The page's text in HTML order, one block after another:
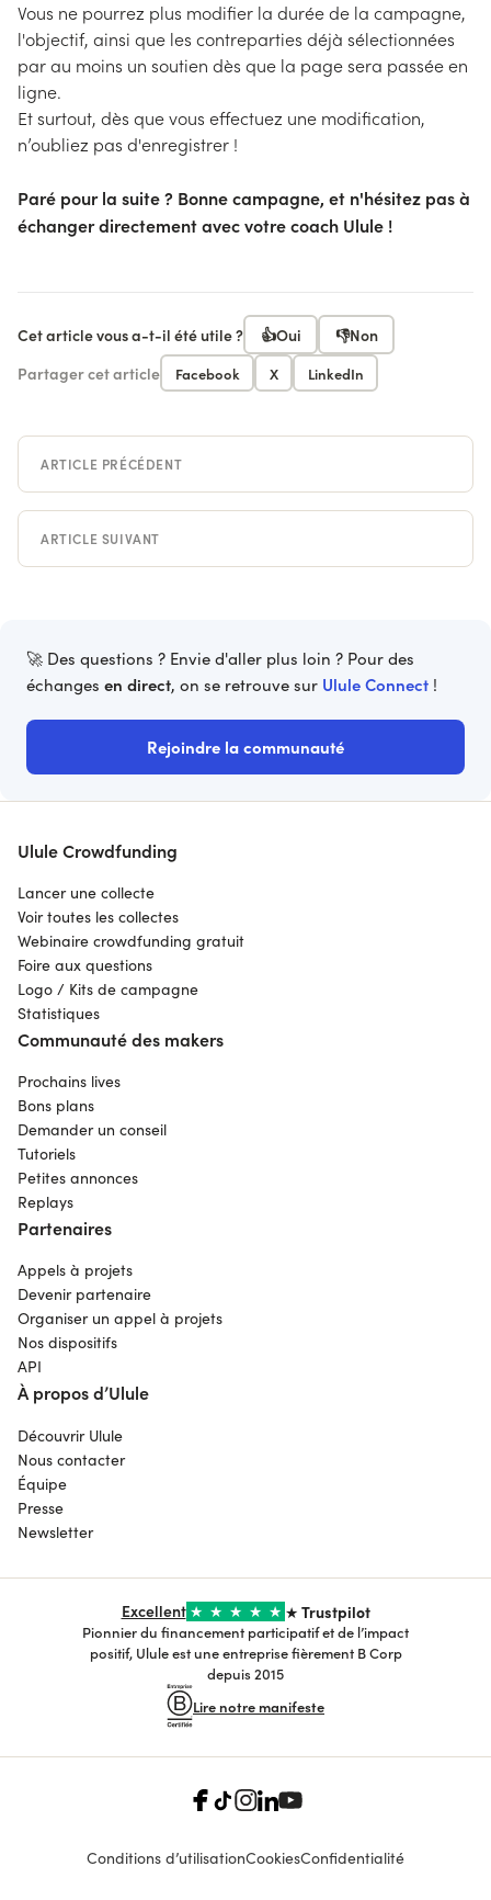
Vous ne pourrez plus modifier la durée de la campagne,
l'objectif, ainsi que les contreparties déjà sélectionnées
par au moins un soutien dès que la page sera passée en
ligne.
Et surtout, dès que vous effectuez une modification,
n’oubliez pas d'enregistrer !
Paré pour la suite ? Bonne campagne, et n'hésitez pas à
échanger directement avec votre coach Ulule !
Cet article vous a-t-il été utile ? 👍Oui 👎Non
Partager cet article
Facebook X LinkedIn
ARTICLE PRÉCÉDENT
ARTICLE SUIVANT
🚀 Des questions ? Envie d'aller plus loin ? Pour des
échanges en direct, on se retrouve sur Ulule Connect !
Rejoindre la communauté
Ulule Crowdfunding
Lancer une collecte
Voir toutes les collectes
Webinaire crowdfunding gratuit
Foire aux questions
Logo / Kits de campagne
Statistiques
Communauté des makers
Prochains lives
Bons plans
Demander un conseil
Tutoriels
Petites annonces
Replays
Partenaires
Appels à projets
Devenir partenaire
Organiser un appel à projets
Nos dispositifs
API
À propos d’Ulule
Découvrir Ulule
Nous contacter
Équipe
Presse
Newsletter
Excellent ★ ★ ★ ★ ★ ★ Trustpilot
Pionnier du financement participatif et de l’impact
positif, Ulule est une entreprise fièrement B Corp
depuis 2015
Lire notre manifeste
Conditions d’utilisationCookiesConfidentialité